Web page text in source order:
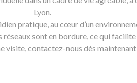
Lyon.
pratique, au cœur d’un
réseaux sont en bordure, ce qui
visite, contactez-nous dès